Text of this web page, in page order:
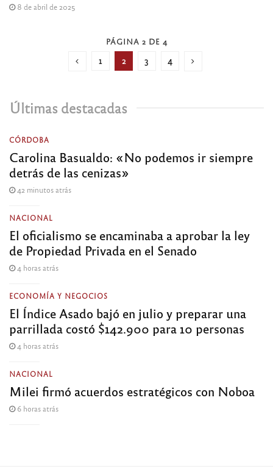
8 de abril de 2025
PÁGINA 2 DE 4
1 2 3 4
Últimas destacadas
CÓRDOBA
Carolina Basualdo: «No podemos ir siempre
detrás de las cenizas»
42 minutos atrás
NACIONAL
El oficialismo se encaminaba a aprobar la ley
de Propiedad Privada en el Senado
4 horas atrás
ECONOMÍA Y NEGOCIOS
El Índice Asado bajó en julio y preparar una
parrillada costó $142.900 para 10 personas
4 horas atrás
NACIONAL
Milei firmó acuerdos estratégicos con Noboa
6 horas atrás